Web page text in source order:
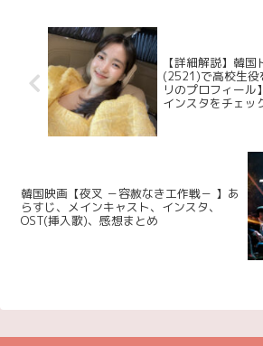
【詳細解説】韓
(2521)で高校生役
リのプロフィール
インスタをチェッ
韓国映画【夜叉 －容赦なき工作戦－ 】あ
らすじ、メインキャスト、インスタ、
OST(挿入歌)、感想まとめ